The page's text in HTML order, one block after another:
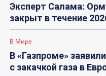
Эксперт Салама:
закрыт в течение
В Мире
В «Газпроме»
с закачкой газа в